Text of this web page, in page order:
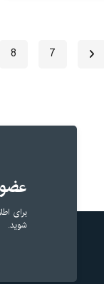
7
8
برای
شوید.